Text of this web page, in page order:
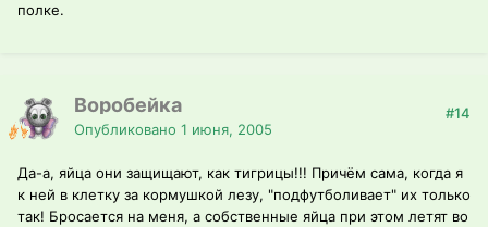
полке.
Воробейка
Опубликовано 1 июня, 2005
#14
Да-а, яйца они защищают, как тигрицы!!! Причём сама, когда я
к ней в клетку за кормушкой лезу, "подфутболивает" их только
так! Бросается на меня, а собственные яйца при этом летят во